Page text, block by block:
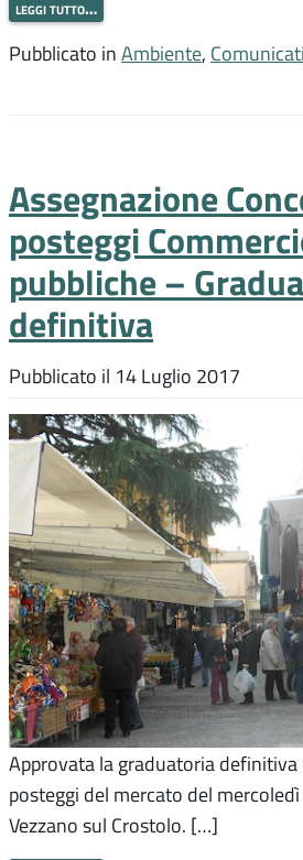
leggi tutto…
Pubblicato in Ambiente, Comunicati
Assegnazione
posteggi
pubbliche –
definitiva
Pubblicato il 14 Luglio 2017
Approvata la graduatoria definitiva
posteggi del mercato del
Vezzano sul Crostolo. […]